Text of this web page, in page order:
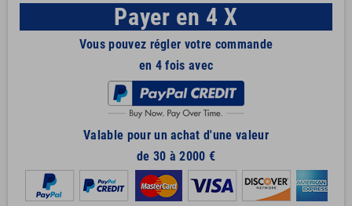
Payer en 4 X
Vous pouvez régler votre commande
en 4 fois avec
Valable pour un achat d'une valeur
de 30 à 2000 €